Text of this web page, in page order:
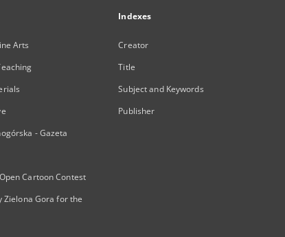
Arts
- Gazeta
Cartoon Contest
Zielona Gora for the
Indexes
Creator
Title
Subject and Keywords
Publisher